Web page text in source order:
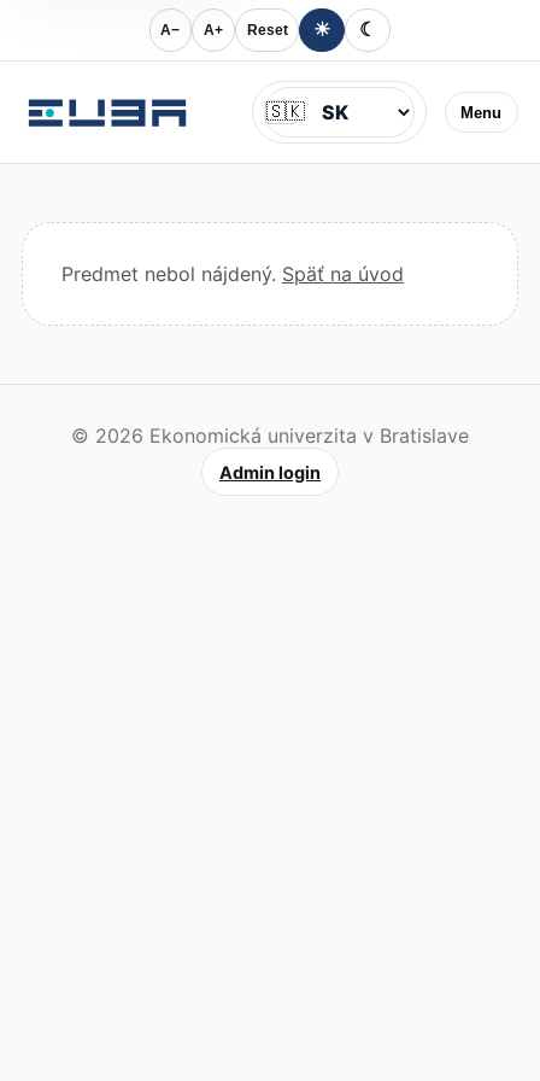
A− A+ Reset ☀ ☾
Menu
Jazyk
🇸🇰
Predmet nebol nájdený. Späť na úvod
© 2026 Ekonomická univerzita v Bratislave
Admin login